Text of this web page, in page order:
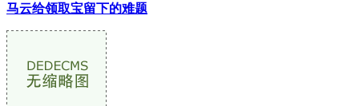
马云给领取宝留下的难题